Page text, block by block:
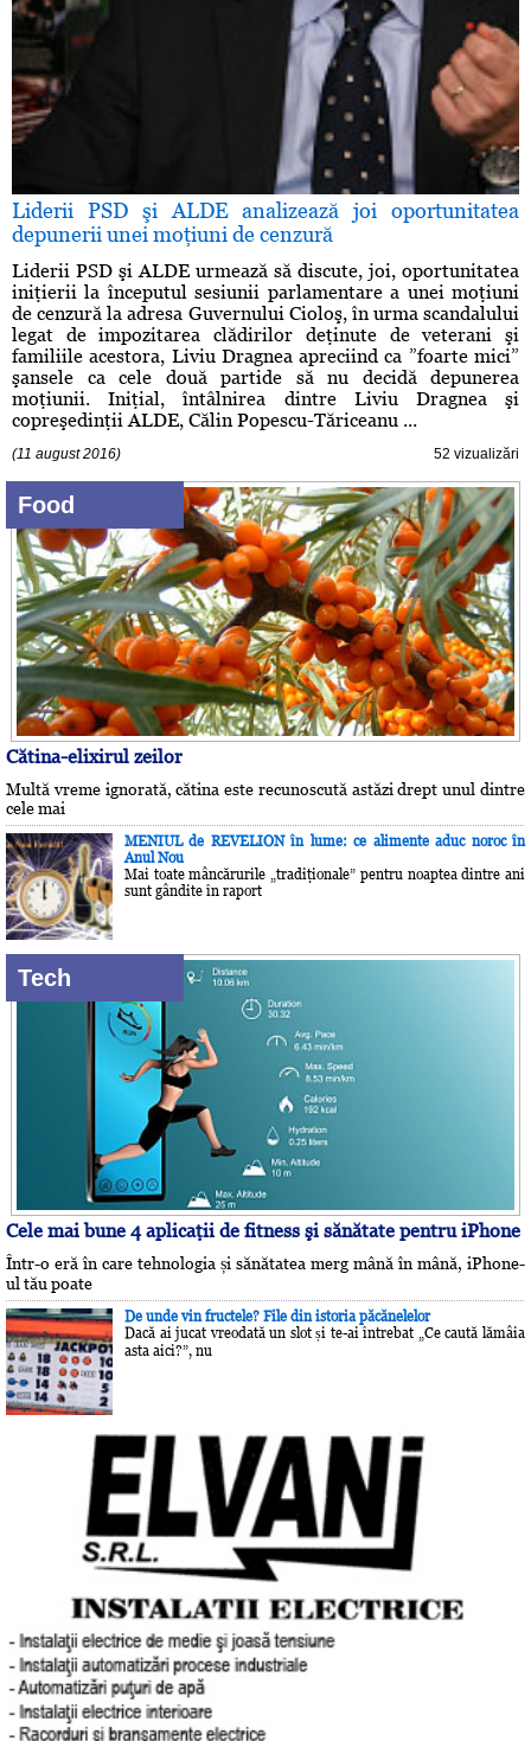
Liderii PSD şi ALDE analizează joi oportunitatea
depunerii unei moţiuni de cenzură
Liderii PSD şi ALDE urmează să discute, joi, oportunitatea
iniţierii la începutul sesiunii parlamentare a unei moţiuni
de cenzură la adresa Guvernului Cioloş, în urma scandalului
legat de impozitarea clădirilor deţinute de veterani şi
familiile acestora, Liviu Dragnea apreciind ca ”foarte mici”
şansele ca cele două partide să nu decidă depunerea
moţiunii. Iniţial, întâlnirea dintre Liviu Dragnea şi
copreşedinţii ALDE, Călin Popescu-Tăriceanu ...
(11 august 2016) 52 vizualizări
Food
Cătina-elixirul zeilor
Multă vreme ignorată, cătina este recunoscută astăzi drept unul dintre
cele mai
MENIUL de REVELION în lume: ce alimente aduc noroc în
Anul Nou
Mai toate mâncărurile „tradiţionale” pentru noaptea dintre ani
sunt gândite în raport
Tech
Cele mai bune 4 aplicaţii de fitness şi sănătate pentru iPhone
Într-o eră în care tehnologia și sănătatea merg mână în mână, iPhone-
ul tău poate
De unde vin fructele? File din istoria păcănelelor
Dacă ai jucat vreodată un slot și te-ai întrebat „Ce caută lămâia
asta aici?”, nu